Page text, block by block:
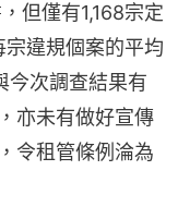
但僅有1,168宗定
違規個案的平均
今次調查結果有
亦未有做好宣傳
令租管條例淪為